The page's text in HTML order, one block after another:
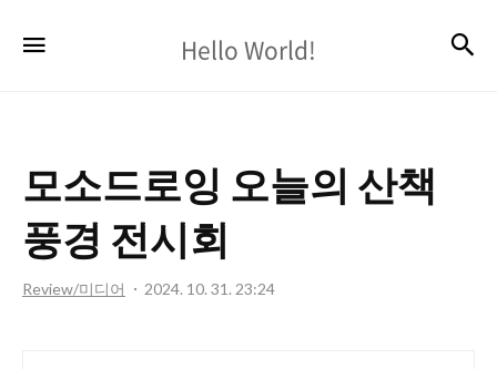
World!
Hello World!
모소드로잉 오늘의 산책
풍경 전시회
Review/미디어 2024. 10. 31. 23:24